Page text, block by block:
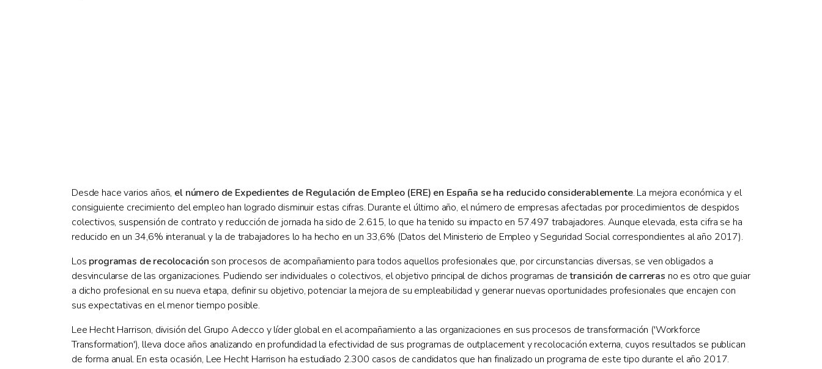
Desde hace varios años, el número de Expedientes de Regulación de Empleo (ERE) en España se ha reducido considerablemente. La mejora económica y el
consiguiente crecimiento del empleo han logrado disminuir estas cifras. Durante el último año, el número de empresas afectadas por procedimientos de despidos
colectivos, suspensión de contrato y reducción de jornada ha sido de 2.615, lo que ha tenido su impacto en 57.497 trabajadores. Aunque elevada, esta cifra se ha
reducido en un 34,6% interanual y la de trabajadores lo ha hecho en un 33,6% (Datos del Ministerio de Empleo y Seguridad Social correspondientes al año 2017).
Los programas de recolocación son procesos de acompañamiento para todos aquellos profesionales que, por circunstancias diversas, se ven obligados a
desvincularse de las organizaciones. Pudiendo ser individuales o colectivos, el objetivo principal de dichos programas detransición de carreras no es otro que guiar
a dicho profesional en su nueva etapa, definir su objetivo, potenciar la mejora de su empleabilidad y generar nuevas oportunidades profesionales que encajen con
sus expectativas en el menor tiempo posible.
Lee Hecht Harrison, división del Grupo Adecco y líder global en el acompañamiento a las organizaciones en sus procesos de transformación ('Workforce
Transformation'), lleva doce años analizando en profundidad la efectividad de sus programas de outplacement y recolocación externa, cuyos resultados se publican
de forma anual. En esta ocasión, Lee Hecht Harrison ha estudiado 2.300 casos de candidatos que han finalizado un programa de este tipo durante el año 2017.